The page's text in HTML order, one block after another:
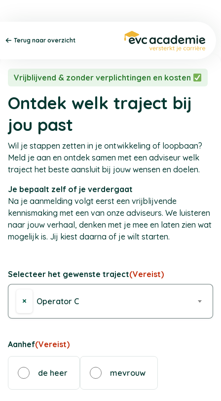
Terug naar overzicht
Vrijblijvend & zonder verplichtingen en kosten
Ontdek welk traject bij
jou past
Wil je stappen zetten in je ontwikkeling of loopbaan?
Meld je aan en ontdek samen met een adviseur welk
traject het beste aansluit bij jouw wensen en doelen.
Je bepaalt zelf of je verdergaat
Na je aanmelding volgt eerst een vrijblijvende
kennismaking met een van onze adviseurs. We luisteren
naar jouw verhaal, denken met je mee en laten zien wat
mogelijk is. Jij kiest daarna of je wilt starten.
Selecteer het gewenste traject(Vereist)
× Operator C
Aanhef(Vereist)
de heer mevrouw